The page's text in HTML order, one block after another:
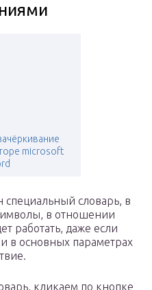
microsoft
словарь, в
в отношении
работать, даже если
в основных параметрах
кликаем по кнопке